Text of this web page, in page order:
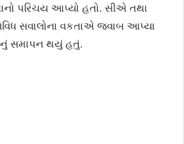
પરિચય આપ્યો હતો. સીએ તથા
સવાલોના વકતાએ જવાબ આપ્યા
સમાપન થયું હતું.